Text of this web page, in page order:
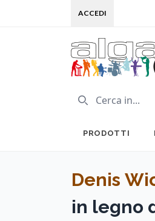
ACCEDI
PRODOTTI
Denis
in legno